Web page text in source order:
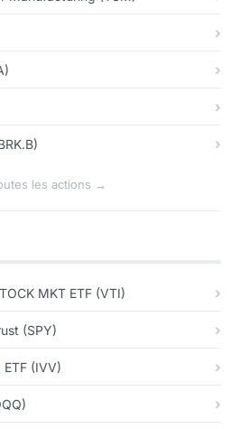
les actions →
MKT ETF (VTI)
(SPY)
ETF (IVV)